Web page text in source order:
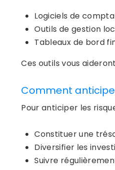
Logiciels de
Outils de gestion
Tableaux de bord
Ces outils vous
Comment
Pour anticiper les
Constituer une
Diversifier les
Suivre